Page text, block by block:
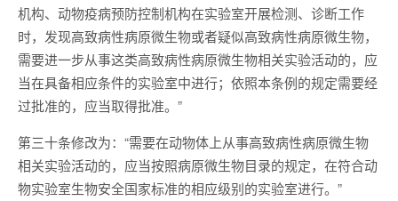
机构、动物疫病预防控制机构在实验室开展检测、诊断工作
时，发现高致病性病原微生物或者疑似高致病性病原微生物，
需要进一步从事这类高致病性病原微生物相关实验活动的，应
当在具备相应条件的实验室中进行；依照本条例的规定需要经
过批准的，应当取得批准。”
第三十条修改为：“需要在动物体上从事高致病性病原微生物
相关实验活动的，应当按照病原微生物目录的规定，在符合动
物实验室生物安全国家标准的相应级别的实验室进行。”